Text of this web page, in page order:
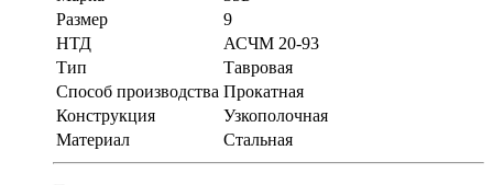
Размер
9
НТД
АСЧМ 20-93
Тип
Тавровая
Способ производства Прокатная
Конструкция
Узкополочная
Материал
Стальная